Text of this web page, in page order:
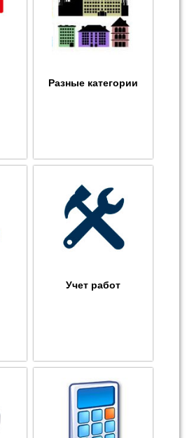
Разные категории
Учет работ